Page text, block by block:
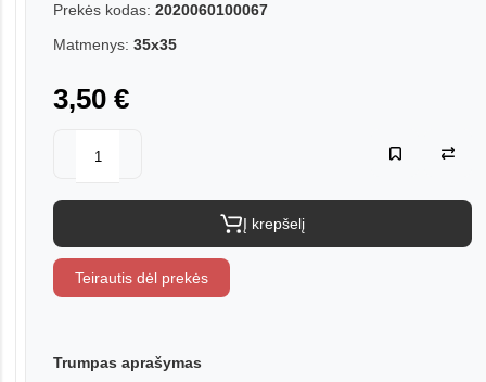
Prekės kodas: 2020060100067
Matmenys: 35x35
3,50 €
Į krepšelį
Teirautis dėl prekės
Trumpas aprašymas